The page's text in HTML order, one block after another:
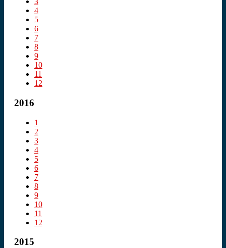
4
5
6
7
8
9
10
11
12
2016
1
2
3
4
5
6
7
8
9
10
11
12
2015